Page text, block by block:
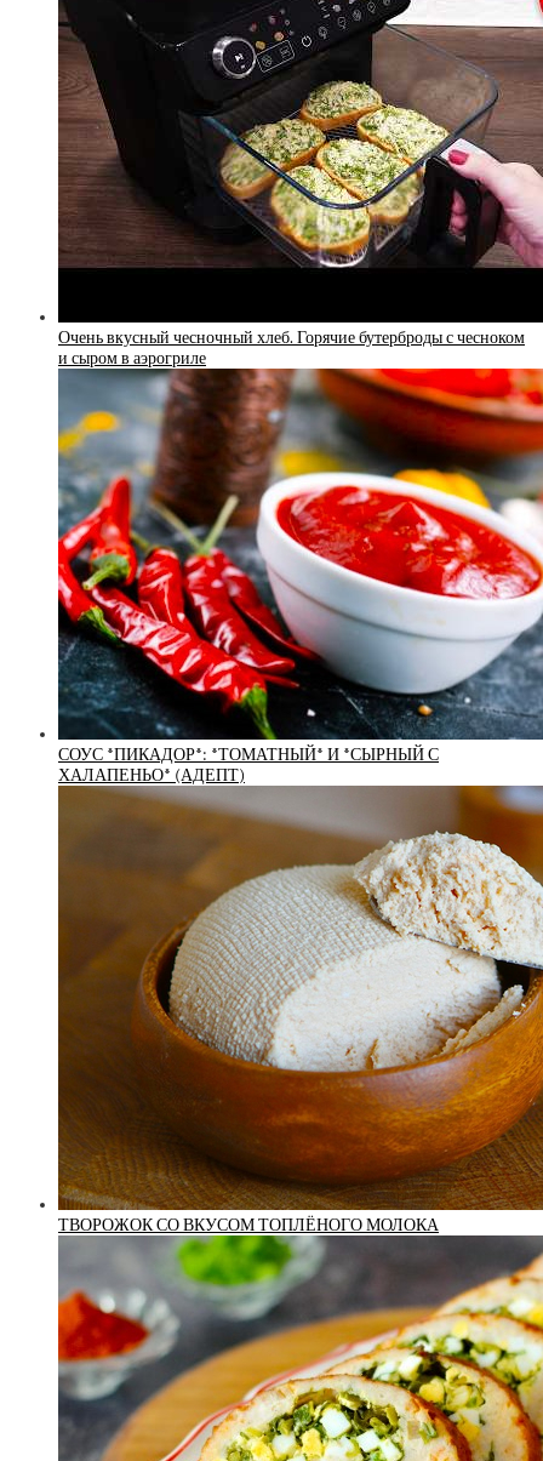
Очень вкусный чесночный хлеб. Горячие бутерброды с чесноком
и сыром в аэрогриле
СОУС *ПИКАДОР*: *ТОМАТНЫЙ* И *СЫРНЫЙ С
ХАЛАПЕНЬО* (АДЕПТ)
ТВОРОЖОК СО ВКУСОМ ТОПЛЁНОГО МОЛОКА